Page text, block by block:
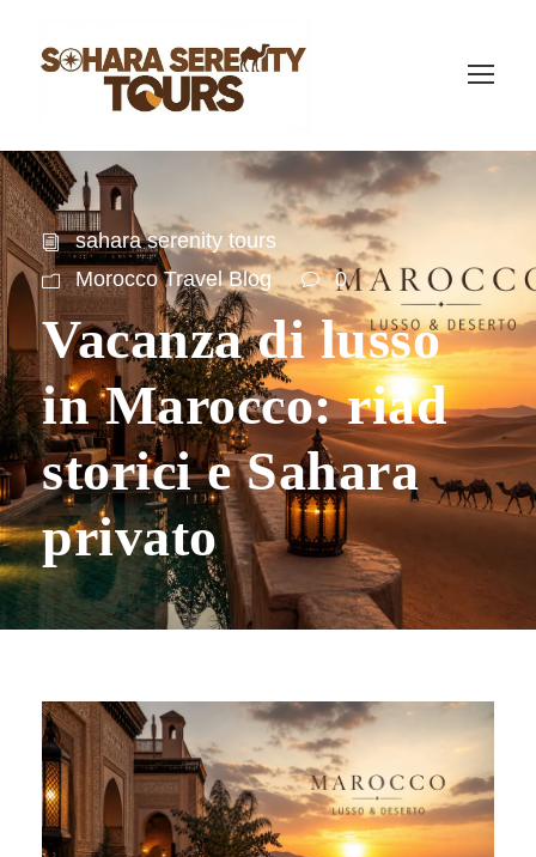
sahara serenity tours
Morocco Travel Blog
0
Vacanza di lusso
in Marocco: riad
storici e Sahara
privato